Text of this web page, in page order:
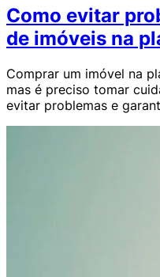
Como evitar
de imóveis na
Comprar um imóvel na
mas é preciso tomar
evitar problemas e